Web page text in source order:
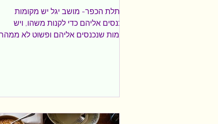
משתלת הכפר- מושב יגל יש מקומות
שנכנסים אליהם כדי לקנות משהו, ויש
מקומות שנכנסים אליהם ופשוט לא
מתוך חזון אמיתי, כזה שמבקש להעניק